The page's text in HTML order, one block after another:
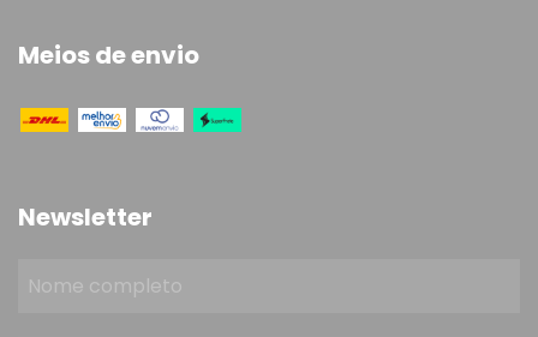
Meios de envio
Newsletter